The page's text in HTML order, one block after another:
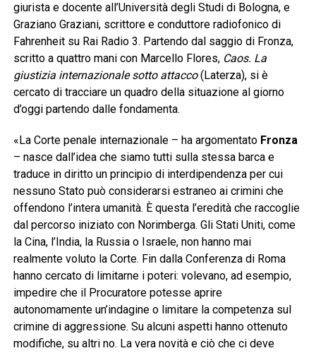
giurista e docente all’Università degli Studi di Bologna, e
Graziano Graziani, scrittore e conduttore radiofonico di
Fahrenheit su Rai Radio 3. Partendo dal saggio di Fronza,
scritto a quattro mani con Marcello Flores, Caos. La
giustizia internazionale sotto attacco(Laterza), si è
cercato di tracciare un quadro della situazione al giorno
d’oggi partendo dalle fondamenta.
«La Corte penale internazionale – ha argomentato Fronza
– nasce dall’idea che siamo tutti sulla stessa barca e
traduce in diritto un principio di interdipendenza per cui
nessuno Stato può considerarsi estraneo ai crimini che
offendono l’intera umanità. È questa l’eredità che raccoglie
dal percorso iniziato con Norimberga. Gli Stati Uniti, come
la Cina, l’India, la Russia o Israele, non hanno mai
realmente voluto la Corte. Fin dalla Conferenza di Roma
hanno cercato di limitarne i poteri: volevano, ad esempio,
impedire che il Procuratore potesse aprire
autonomamente un’indagine o limitare la competenza sul
crimine di aggressione. Su alcuni aspetti hanno ottenuto
modifiche, su altri no. La vera novità e ciò che ci deve